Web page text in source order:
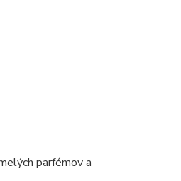
parfémov a